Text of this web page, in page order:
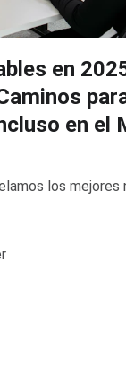
en
en el
los mejores